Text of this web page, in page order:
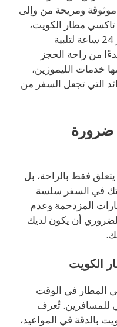
موثوقة ومريحة من وإلى
تاكسي مطار الكويت،
التي تقدم خدمة متاحة على مدار 24 ساعة لتلبية
من راحة الحجز
خدمات الليموزين،
التي تجعل السفر من
ضرورة
يتعلق فقط بالراحة، بل
في السفر سلسة
المزدحمة وعدم
أن يكون لديك
الكويت
المطار في الوقت
للمسافرين. تُعرف
بالدقة في المواعيد،